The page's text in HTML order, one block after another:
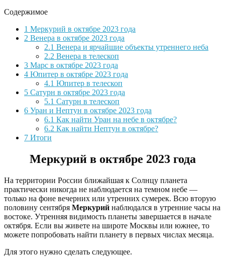
Содержимое
1 Меркурий в октябре 2023 года
2 Венера в октябре 2023 года
2.1 Венера и ярчайшие объекты утреннего неба
2.2 Венера в телескоп
3 Марс в октябре 2023 года
4 Юпитер в октябре 2023 года
4.1 Юпитер в телескоп
5 Сатурн в октябре 2023 года
5.1 Сатурн в телескоп
6 Уран и Нептун в октябре 2023 года
6.1 Как найти Уран на небе в октябре?
6.2 Как найти Нептун в октябре?
7 Итоги
Меркурий в октябре 2023 года
На территории России ближайшая к Солнцу планета
практически никогда не наблюдается на темном небе —
только на фоне вечерних или утренних сумерек. Всю вторую
половину сентября Меркурий наблюдался в утренние часы на
востоке. Утренняя видимость планеты завершается в начале
октября. Если вы живете на широте Москвы или южнее, то
можете попробовать найти планету в первых числах месяца.
Для этого нужно сделать следующее.